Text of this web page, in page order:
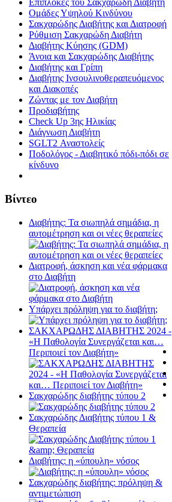
Επιπλοκές του Σακχαρώδη Διαβήτη
Oμάδες Υψηλού Κινδύνου
Σακχαρώδης Διαβήτης και Διατροφή
Ρύθμιση Σακχαρώδη Διαβήτη
Διαβήτης Κύησης (GDM)
Άνοια και Σακχαρώδης Διαβήτης
Διαβήτης και Γρίπη
Διαβήτης Ινσουλινοθεραπευόμενος
και Διακοπές
Ζώντας με τον Διαβήτη
Προδιαβήτης
Check Up 3ης Ηλικίας
Διάγνωση Διαβήτη
SGLT2 Αναστολείς
Ποδολόγος - Διαβητικό πόδι-πόδι σε
κίνδυνο
Βίντεο
Διαβήτης: Τα σιωπηλά σημάδια, η
αυτομέτρηση και οι νέες θεραπείες
Διατροφή, άσκηση και νέα φάρμακα
στο Διαβήτη
Υπάρχει πρόληψη για το διαβήτη;
ΣΑΚΧΑΡΩΔΗΣ ΔΙΑΒΗΤΗΣ 2024 -
«Η Παθολογία Συνεργάζεται και…
Περιποιεί τον Διαβήτη»
Σακχαρώδης διαβήτης τύπου 2
Σακχαρώδης Διαβήτης τύπου 1 &
Θεραπεία
Διαβήτης: η «ύπουλη» νόσος
Σακχαρώδης διαβήτης: πρόληψη &
αντιμετώπιση